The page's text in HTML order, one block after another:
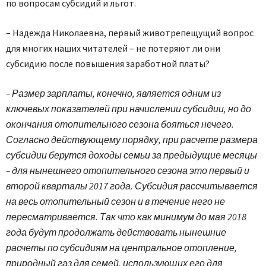
по вопросам субсидий и льгот.
– Надежда Николаевна, первый животрепещущий вопрос
для многих наших читателей – не потеряют ли они
субсидию после повышения заработной платы?
– Размер зарплаты, конечно, является одним из
ключевых показателей при начислении субсидии, но до
окончания отопительного сезона бояться нечего.
Согласно действующему порядку, при расчете размера
субсидии берутся доходы семьи за предыдущие месяцы
– для нынешнего отопительного сезона это первый и
второй кварталы 2017 года. Субсидия рассчитывается
на весь отопительный сезон и в течение него не
пересматривается. Так что как минимум до мая 2018
года будут продолжать действовать нынешние
расчеты по субсидиям на центральное отопление,
природный газ для семей, использующих его для